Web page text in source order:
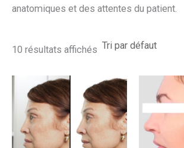
anatomiques et des attentes du patient.
10 résultats affichés